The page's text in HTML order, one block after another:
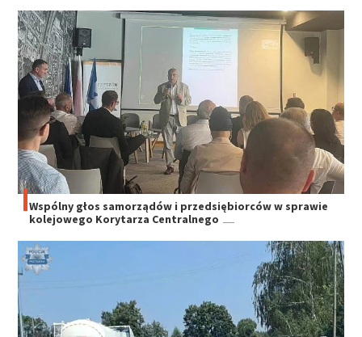
Wspólny głos samorządów i przedsiębiorców w sprawie
kolejowego Korytarza Centralnego